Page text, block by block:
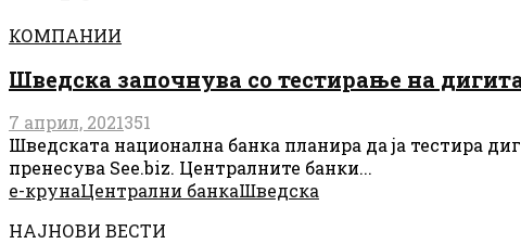
КОМПАНИИ
Шведска започнува со тестирање на
7 април, 2021351
Шведската национална банка планира да ја тестира
пренесува See.biz. Централните банки...
е-крунаЦентрални банкаШведска
НАЈНОВИ ВЕСТИ